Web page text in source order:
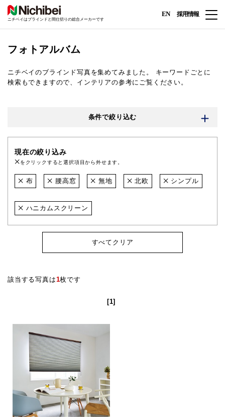
ニチベイはブラインドと間仕切りの総合メーカーです
EN 採用情報
フォトアルバム
ニチベイのブラインド写真を集めてみました。
キーワードごとに
検索もできますので、インテリアの参考にご覧ください。
条件で絞り込む
現在の絞り込み
をクリックすると選択項目から外せます。
布 腰高窓 無地 北欧 シンプル
ハニカムスクリーン
すべてクリア
該当する写真は1枚です
[1]